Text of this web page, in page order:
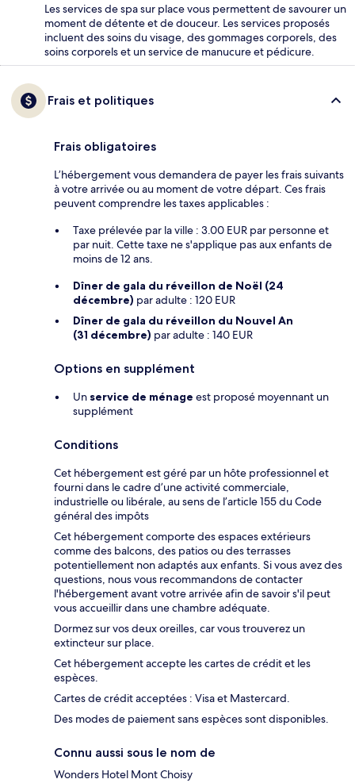
Les services de spa sur place vous permettent de savourer un
moment de détente et de douceur. Les services proposés
incluent des soins du visage, des gommages corporels, des
soins corporels et un service de manucure et pédicure.
Frais et politiques
Frais obligatoires
L’hébergement vous demandera de payer les frais suivants
à votre arrivée ou au moment de votre départ. Ces frais
peuvent comprendre les taxes applicables :
Taxe prélevée par la ville : 3.00 EUR par personne et
par nuit. Cette taxe ne s'applique pas aux enfants de
moins de 12 ans.
Dîner de gala du réveillon de Noël (24
décembre) par adulte : 120 EUR
Dîner de gala du réveillon du Nouvel An
(31 décembre) par adulte : 140 EUR
Options en supplément
Un service de ménage est proposé moyennant un
supplément
Conditions
Cet hébergement est géré par un hôte professionnel et
fourni dans le cadre d’une activité commerciale,
industrielle ou libérale, au sens de l’article 155 du Code
général des impôts
Cet hébergement comporte des espaces extérieurs
comme des balcons, des patios ou des terrasses
potentiellement non adaptés aux enfants. Si vous avez des
questions, nous vous recommandons de contacter
l'hébergement avant votre arrivée afin de savoir s'il peut
vous accueillir dans une chambre adéquate.
Dormez sur vos deux oreilles, car vous trouverez un
extincteur sur place.
Cet hébergement accepte les cartes de crédit et les
espèces.
Cartes de crédit acceptées : Visa et Mastercard.
Des modes de paiement sans espèces sont disponibles.
Connu aussi sous le nom de
Wonders Hotel Mont Choisy